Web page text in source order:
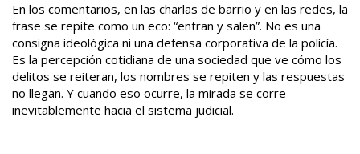
En los comentarios, en las charlas de barrio y en las redes, la
frase se repite como un eco: “entran y salen”. No es una
consigna ideológica ni una defensa corporativa de la policía.
Es la percepción cotidiana de una sociedad que ve cómo los
delitos se reiteran, los nombres se repiten y las respuestas
no llegan. Y cuando eso ocurre, la mirada se corre
inevitablemente hacia el sistema judicial.